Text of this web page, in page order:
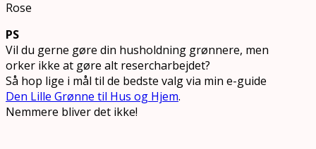
Rose
PS
Vil du gerne gøre din husholdning grønnere, men
orker ikke at gøre alt resercharbejdet?
Så hop lige i mål til de bedste valg via min e-guide
Den Lille Grønne til Hus og Hjem.
Nemmere bliver det ikke!